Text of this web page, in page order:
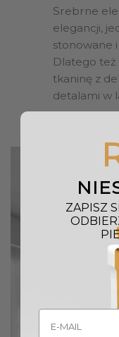
Srebrne
elegancji,
stonowane
Dlatego też
tkaninę z
detalami w
ZAPISZ